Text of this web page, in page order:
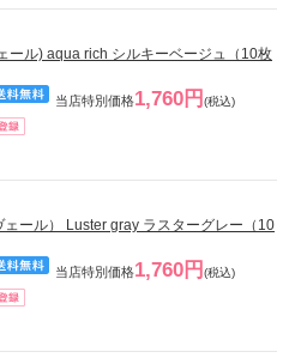
ール) aqua rich シルキーベージュ（10枚
当店特別価格1,760円 (税込)
ェール） Luster gray ラスターグレー（10
当店特別価格1,760円 (税込)